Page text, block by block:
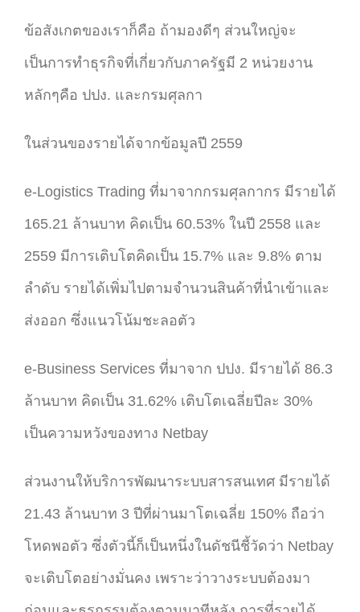
ข้อสังเกตของเราก็คือ ถ้ามองดีๆ ส่วนใหญ่จะ
เป็นการทำธุรกิจที่เกี่ยวกับภาครัฐมี 2 หน่วยงาน
หลักๆคือ ปปง. และกรมศุลกา
ในส่วนของรายได้จากข้อมูลปี 2559
e-Logistics Trading ที่มาจากกรมศุลกากร มีรายได้
165.21 ล้านบาท คิดเป็น 60.53% ในปี 2558 และ
2559 มีการเติบโตคิดเป็น 15.7% และ 9.8% ตาม
ลำดับ รายได้เพิ่มไปตามจำนวนสินค้าที่นำเข้าและ
ส่งออก ซึ่งแนวโน้มชะลอตัว
e-Business Services ที่มาจาก ปปง. มีรายได้ 86.3
ล้านบาท คิดเป็น 31.62% เติบโตเฉลี่ยปีละ 30%
เป็นความหวังของทาง Netbay
ส่วนงานให้บริการพัฒนาระบบสารสนเทศ มีรายได้
21.43 ล้านบาท 3 ปีที่ผ่านมาโตเฉลี่ย 150% ถือว่า
โหดพอตัว ซึ่งตัวนี้ก็เป็นหนึ่งในดัชนีชี้วัดว่า Netbay
จะเติบโตอย่างมั่นคง เพราะว่าวางระบบต้องมา